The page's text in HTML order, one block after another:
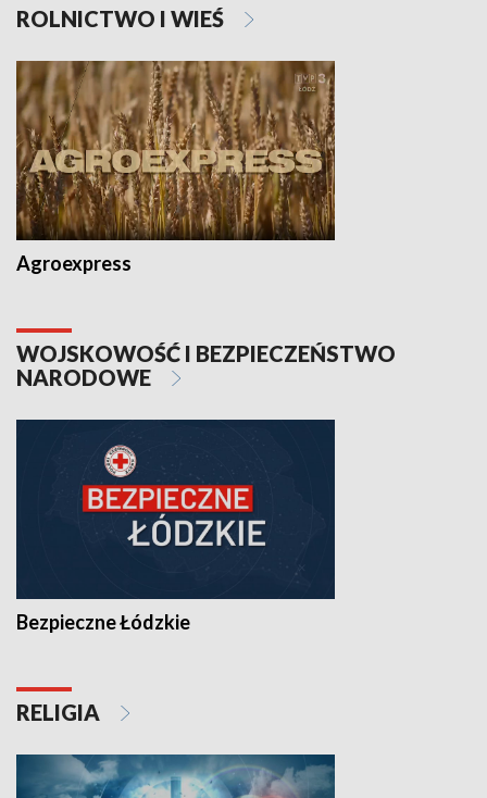
ROLNICTWO I WIEŚ
Agroexpress
WOJSKOWOŚĆ I BEZPIECZEŃSTWO
NARODOWE
Bezpieczne Łódzkie
RELIGIA